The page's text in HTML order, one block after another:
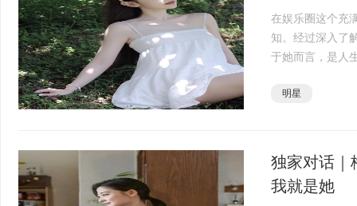
在娱乐圈这个充
知。经过深入了
于她而言，是人
于福建，外婆曾
明星
独家对话｜
我就是她